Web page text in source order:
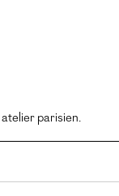
parisien.